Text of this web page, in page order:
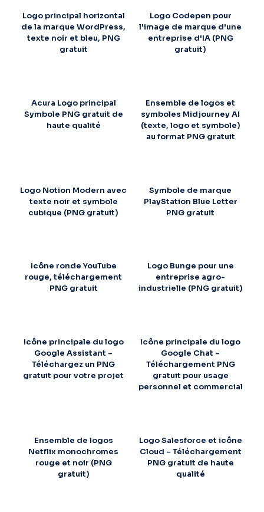
Logo principal horizontal
de la marque WordPress,
texte noir et bleu, PNG
gratuit
Logo Codepen pour
l'image de marque d'une
entreprise d'IA (PNG
gratuit)
Acura Logo principal
Symbole PNG gratuit de
haute qualité
Ensemble de logos et
symboles Midjourney AI
(texte, logo et symbole)
au format PNG gratuit
Logo Notion Modern avec
texte noir et symbole
cubique (PNG gratuit)
Symbole de marque
PlayStation Blue Letter
PNG gratuit
Icône ronde YouTube
rouge, téléchargement
PNG gratuit
Logo Bunge pour une
entreprise agro-
industrielle (PNG gratuit)
Icône principale du logo
Google Assistant –
Téléchargez un PNG
gratuit pour votre projet
Icône principale du logo
Google Chat –
Téléchargement PNG
gratuit pour usage
personnel et commercial
Ensemble de logos
Netflix monochromes
rouge et noir (PNG
gratuit)
Logo Salesforce et icône
Cloud – Téléchargement
PNG gratuit de haute
qualité